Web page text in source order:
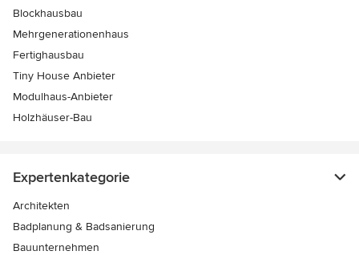
Blockhausbau
Mehrgenerationenhaus
Fertighausbau
Tiny House Anbieter
Modulhaus-Anbieter
Holzhäuser-Bau
Expertenkategorie
Architekten
Badplanung & Badsanierung
Bauunternehmen